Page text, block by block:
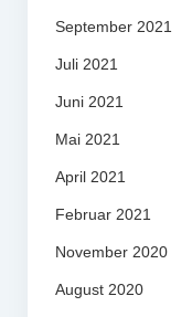
September 2021
Juli 2021
Juni 2021
Mai 2021
April 2021
Februar 2021
November 2020
August 2020